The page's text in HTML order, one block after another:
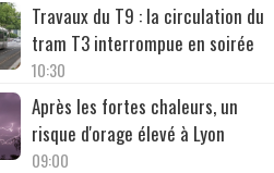
Travaux du T9 : la circulation du
tram T3 interrompue en soirée
10:30
Après les fortes chaleurs, un
risque d'orage élevé à Lyon
09:00